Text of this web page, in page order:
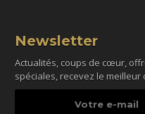
Newsletter
Actualités, coups de cœur,
spéciales, recevez le meilleur